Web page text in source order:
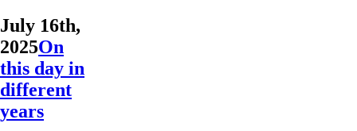
July 16th,
2025On
this day in
different
years